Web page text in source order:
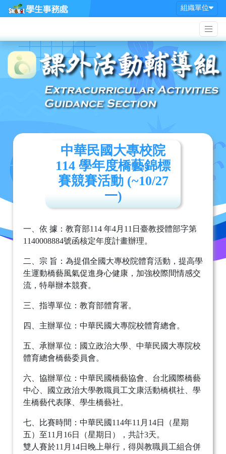
組織單位
中華民國大專校院
114 學年度橋藝錦標
賽競賽活動 (~10/27
一)
一、依 據：教育部114 年4月11日臺教授體部字第
1140008884號函核定年度計畫辦理。
二、宗 旨：為提倡全國大專校院體育活動，提高學
生運動橋藝風氣促進身心健康，加強校際間情感交
流，特舉辦本競賽。
三、指導單位：教育部體育署。
四、主辦單位：中華民國大專院校體育總會。
五、承辦單位：國立政治大學、中華民國大專院校
體育總會橋藝委員會。
六、協辦單位：中華民國橋藝協會、台北國際橋藝
中心、國立政治大學教職員工文康活動橋棋社、學
生橋藝代表隊、學生橋藝社。
七、比賽時間：中華民國114年11月14日（星期
五）至11月16日（星期日），共計3天。
雙人賽於11月14日晚上舉行，得與教職員工組合併